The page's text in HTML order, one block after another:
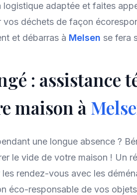
adaptée et faites
déchets de façon
et débarras à Melsen se fera
: assistance
maison à
une longue absence ?
le vide de votre maison ! Un
rendez-vous avec les
éco-responsable de vos